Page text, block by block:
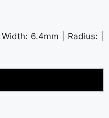
6.4mm | Radius: |